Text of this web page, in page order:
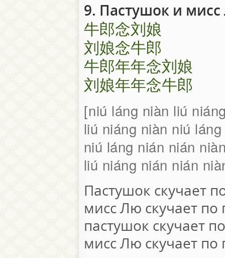
9. Пастушок и
牛郎念刘娘
刘娘念牛郎
牛郎年年念刘娘
刘娘年年念牛郎
niú láng niàn liú
liú niáng niàn niú láng
niú láng nián nián
liú niáng nián nián
Пастушок скучает
мисс Лю скучает по
пастушок скучает
мисс Лю скучает по